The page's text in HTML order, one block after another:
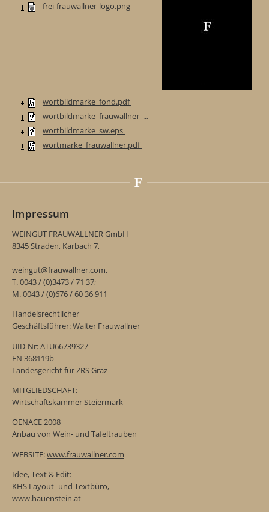
frei-frauwallner-logo.png
wortbildmarke_fond.pdf
wortbildmarke_frauwallner_...
wortbildmarke_sw.eps
wortmarke_frauwallner.pdf
Impressum
WEINGUT FRAUWALLNER GmbH
8345 Straden, Karbach 7,
weingut@frauwallner.com,
T. 0043 / (0)3473 / 71 37;
M. 0043 / (0)676 / 60 36 911
Handelsrechtlicher
Geschäftsführer: Walter Frauwallner
UID-Nr: ATU66739327
FN 368119b
Landesgericht für ZRS Graz
MITGLIEDSCHAFT:
Wirtschaftskammer Steiermark
OENACE 2008
Anbau von Wein- und Tafeltrauben
WEBSITE:www.frauwallner.com
Idee, Text & Edit:
KHS Layout- und Textbüro,
www.hauenstein.at